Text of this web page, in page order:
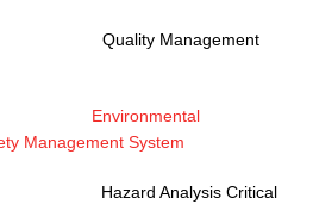
Management
45001 Environmental
Management System
Analysis Critical